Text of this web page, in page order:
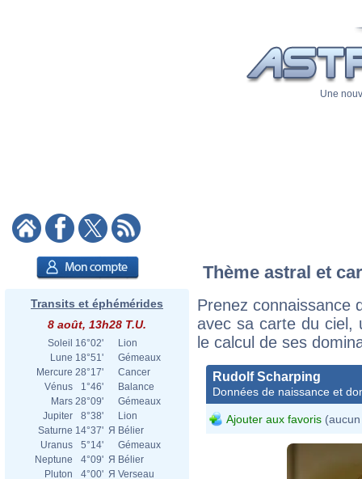
Une
Transits et éphémérides
8 août, 13h28 T.U.
Soleil 16°02'
Lion
Lune 18°51'
Gémeaux
Mercure 28°17'
Cancer
Vénus
1°46'
Balance
Mars 28°09'
Gémeaux
Jupiter
8°38'
Lion
Saturne 14°37' Я Bélier
Uranus
5°14'
Gémeaux
Neptune
4°09' Я Bélier
Pluton
4°00' Я Verseau
Thème astral et
Prenez connaissance
avec sa carte du ciel,
le calcul de ses
Rudolf Scharping
Données de naissance et
Ajouter aux favoris